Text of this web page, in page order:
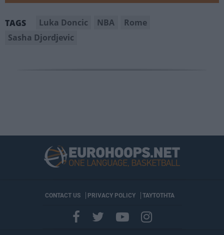
TAGS Luka Doncic NBA
Rome
Sasha Djordjevic
CONTACT US PRIVACY POLICY ΤΑΥΤΟΤΗΤΑ